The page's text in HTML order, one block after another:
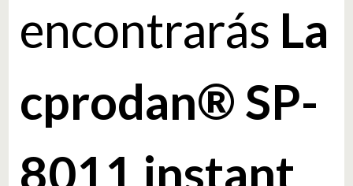
encontrarás La
cprodan® SP-
8011 instant